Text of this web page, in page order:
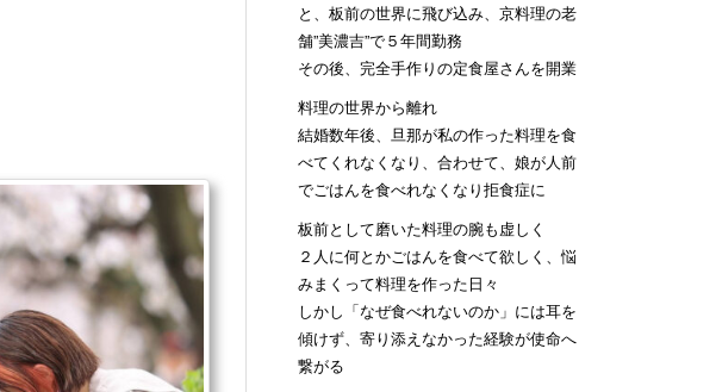
と、板前の世界に飛び込み、京料理の老
舗”美濃吉”で５年間勤務
その後、完全手作りの定食屋さんを開業
料理の世界から離れ
結婚数年後、旦那が私の作った料理を食
べてくれなくなり、合わせて、娘が人前
でごはんを食べれなくなり拒食症に
板前として磨いた料理の腕も虚しく
２人に何とかごはんを食べて欲しく、悩
みまくって料理を作った日々
しかし「なぜ食べれないのか」には耳を
傾けず、寄り添えなかった経験が使命へ
繋がる